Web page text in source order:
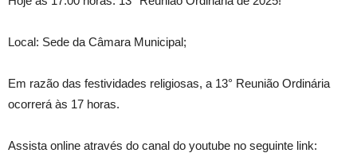
Local: Sede da Câmara Municipal;
Em razão das festividades religiosas, a 13° Reunião Ordinária
ocorrerá às 17 horas.
Assista online através do canal do youtube no seguinte link: